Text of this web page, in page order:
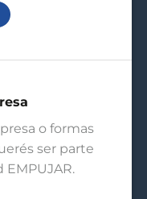
o formas
ser parte